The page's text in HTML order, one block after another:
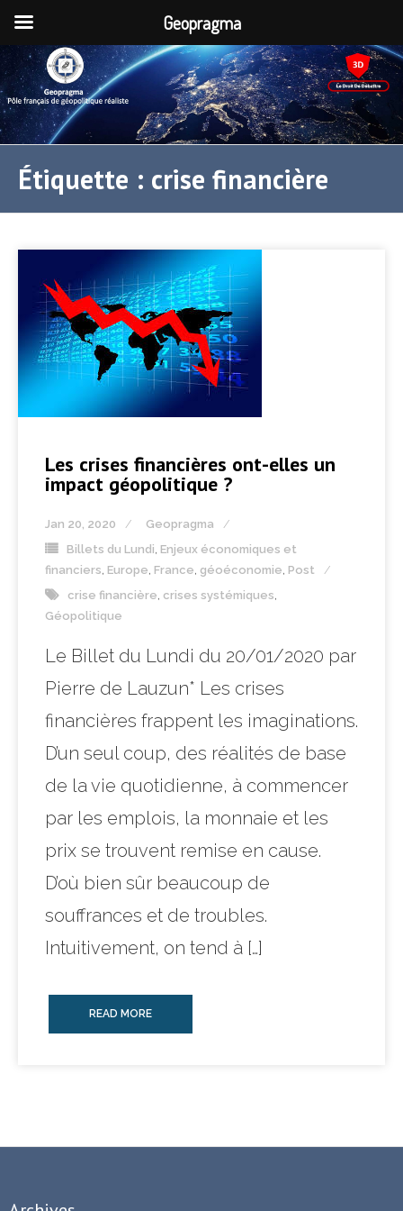
Étiquette : crise financière
Les crises financières ont-elles un
impact géopolitique ?
Jan 20, 2020
Geopragma
Billets du Lundi Enjeux économiques et
financiers Europe France géoéconomie Post
crise financière crises systémiques
Géopolitique
Le Billet du Lundi du 20/01/2020 par
Pierre de Lauzun* Les crises
financières frappent les imaginations.
D’un seul coup, des réalités de base
de la vie quotidienne, à commencer
par les emplois, la monnaie et les
prix se trouvent remise en cause.
D’où bien sûr beaucoup de
souffrances et de troubles.
Intuitivement, on tend à […]
READ MORE
Geopragma